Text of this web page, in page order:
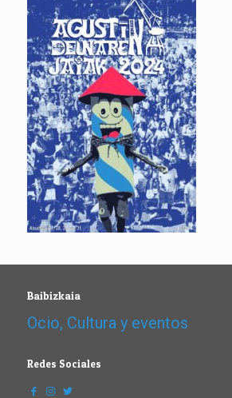
Baibizkaia
Ocio, Cultura y eventos
Redes Sociales